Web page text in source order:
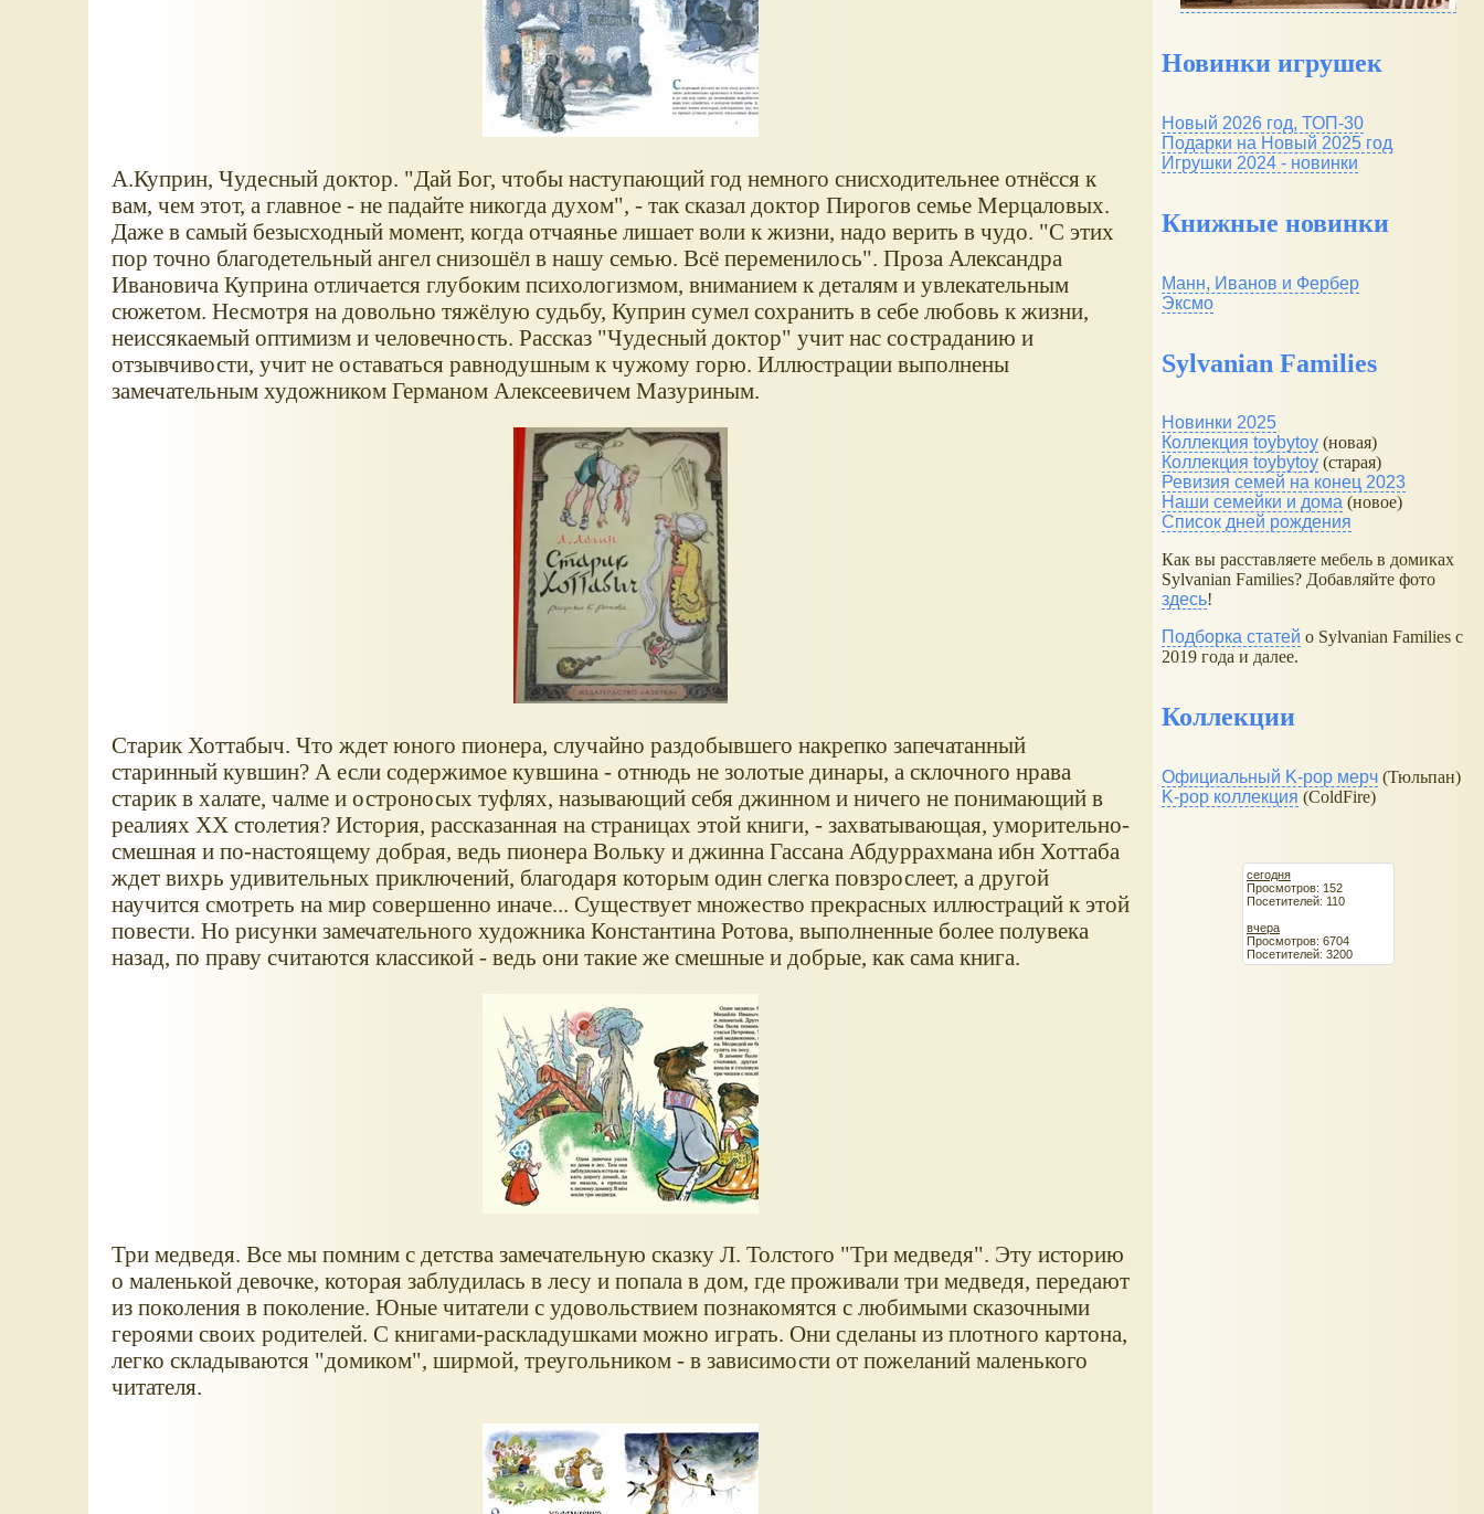
А.Куприн, Чудесный доктор. "Дай Бог, чтобы наступающий год немного снисходительнее отнёсся к
вам, чем этот, а главное - не падайте никогда духом", - так сказал доктор Пирогов семье Мерцаловых.
Даже в самый безысходный момент, когда отчаянье лишает воли к жизни, надо верить в чудо. "С этих
пор точно благодетельный ангел снизошёл в нашу семью. Всё переменилось". Проза Александра
Ивановича Куприна отличается глубоким психологизмом, вниманием к деталям и увлекательным
сюжетом. Несмотря на довольно тяжёлую судьбу, Куприн сумел сохранить в себе любовь к жизни,
неиссякаемый оптимизм и человечность. Рассказ "Чудесный доктор" учит нас состраданию и
отзывчивости, учит не оставаться равнодушным к чужому горю. Иллюстрации выполнены
замечательным художником Германом Алексеевичем Мазуриным.
Старик Хоттабыч. Что ждет юного пионера, случайно раздобывшего накрепко запечатанный
старинный кувшин? А если содержимое кувшина - отнюдь не золотые динары, а склочного нрава
старик в халате, чалме и остроносых туфлях, называющий себя джинном и ничего не понимающий в
реалиях XX столетия? История, рассказанная на страницах этой книги, - захватывающая, уморительно-
смешная и по-настоящему добрая, ведь пионера Вольку и джинна Гассана Абдуррахмана ибн Хоттаба
ждет вихрь удивительных приключений, благодаря которым один слегка повзрослеет, а другой
научится смотреть на мир совершенно иначе... Существует множество прекрасных иллюстраций к этой
повести. Но рисунки замечательного художника Константина Ротова, выполненные более полувека
назад, по праву считаются классикой - ведь они такие же смешные и добрые, как сама книга.
Три медведя. Все мы помним с детства замечательную сказку Л. Толстого "Три медведя". Эту историю
о маленькой девочке, которая заблудилась в лесу и попала в дом, где проживали три медведя, передают
из поколения в поколение. Юные читатели с удовольствием познакомятся с любимыми сказочными
героями своих родителей. С книгами-раскладушками можно играть. Они сделаны из плотного картона,
легко складываются "домиком", ширмой, треугольником - в зависимости от пожеланий маленького
читателя.
Новинки игрушек
Новый 2026 год, ТОП-30
Подарки на Новый 2025 год
Игрушки 2024 - новинки
Книжные новинки
Манн, Иванов и Фербер
Эксмо
Sylvanian Families
Новинки 2025
Коллекция toybytoy (новая)
Коллекция toybytoy (старая)
Ревизия семей на конец 2023
Наши семейки и дома (новое)
Список дней рождения
Как вы расставляете мебель в домиках
Sylvanian Families? Добавляйте фото
здесь!
Подборка статей о Sylvanian Families с
2019 года и далее.
Коллекции
Официальный K-pop мерч (Тюльпан)
K-pop коллекция (ColdFire)
сегодня
Просмотров: 152
Посетителей: 110
вчера
Просмотров: 6704
Посетителей: 3200